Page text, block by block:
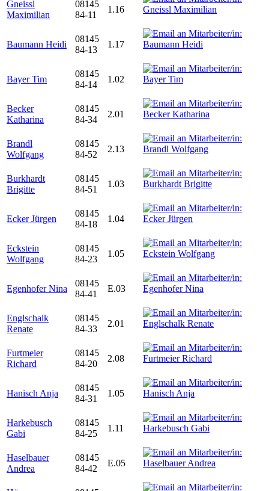
Gneissl
Maximilian
08145
84-11
1.16
Baumann Heidi
08145
84-13
1.17
Bayer Tim
08145
84-14
1.02
Becker
Katharina
08145
84-34
2.01
Brandl
Wolfgang
08145
84-52
2.13
Burkhardt
Brigitte
08145
84-51
1.03
Ecker Jürgen
08145
84-18
1.04
Eckstein
Wolfgang
08145
84-23
1.05
Egenhofer Nina
08145
84-41
E.03
Englschalk
Renate
08145
84-33
2.01
Furtmeier
Richard
08145
84-20
2.08
Hanisch Anja
08145
84-31
1.05
Harkebusch
Gabi
08145
84-25
1.11
Haselbauer
Andrea
08145
84-42
E.05